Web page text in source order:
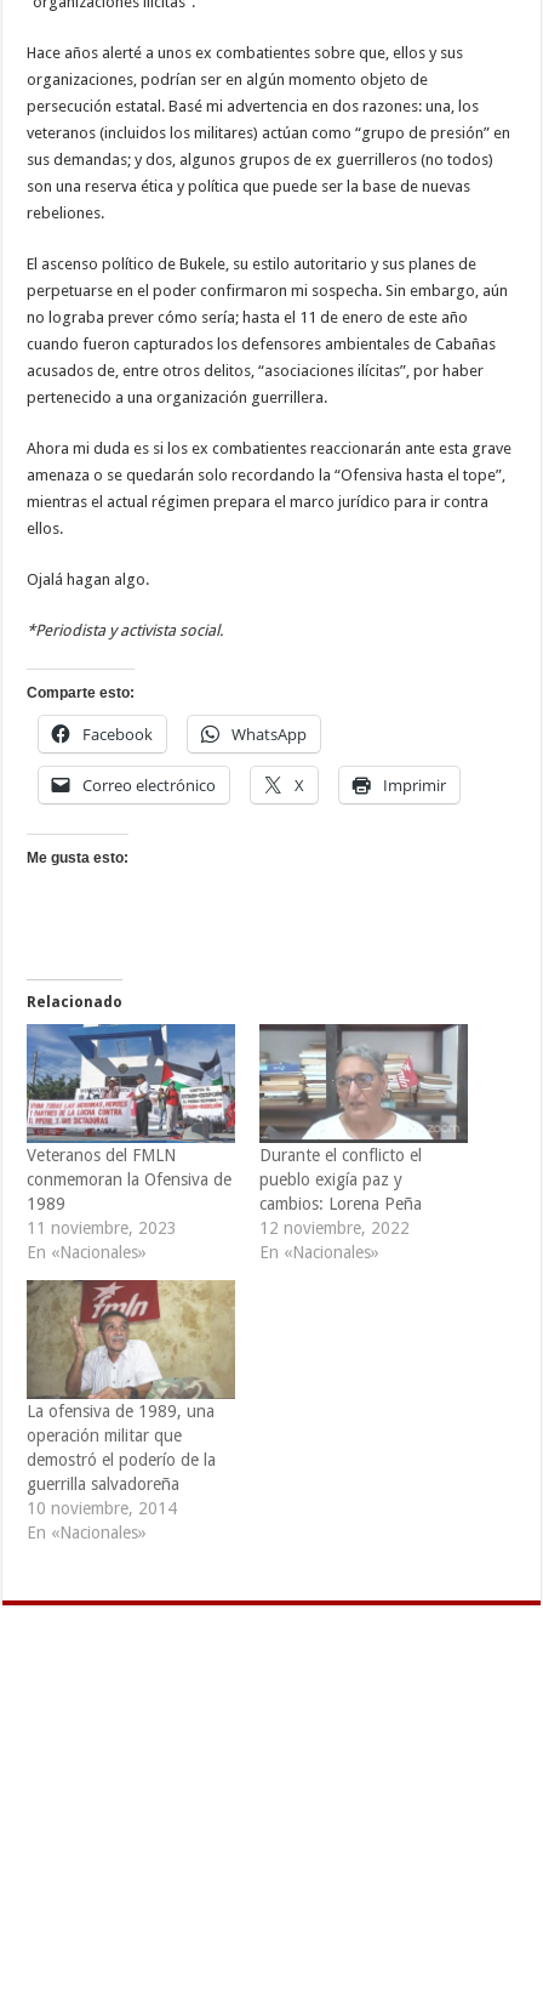
Hace años alerté a unos ex combatientes sobre que, ellos y sus
organizaciones, podrían ser en algún momento objeto de
persecución estatal. Basé mi advertencia en dos razones: una, los
veteranos (incluidos los militares) actúan como “grupo de presión” en
sus demandas; y dos, algunos grupos de ex guerrilleros (no todos)
son una reserva ética y política que puede ser la base de nuevas
rebeliones.
El ascenso político de Bukele, su estilo autoritario y sus planes de
perpetuarse en el poder confirmaron mi sospecha. Sin embargo, aún
no lograba prever cómo sería; hasta el 11 de enero de este año
cuando fueron capturados los defensores ambientales de Cabañas
acusados de, entre otros delitos, “asociaciones ilícitas”, por haber
pertenecido a una organización guerrillera.
Ahora mi duda es si los ex combatientes reaccionarán ante esta grave
amenaza o se quedarán solo recordando la “Ofensiva hasta el tope”,
mientras el actual régimen prepara el marco jurídico para ir contra
ellos.
Ojalá hagan algo.
*Periodista y activista social.
Comparte esto:
Facebook WhatsApp
Correo electrónico X Imprimir
Me gusta esto:
Relacionado
Veteranos del FMLN
conmemoran la Ofensiva de
1989
11 noviembre, 2023
En «Nacionales»
Durante el conflicto el
pueblo exigía paz y
cambios: Lorena Peña
12 noviembre, 2022
En «Nacionales»
La ofensiva de 1989, una
operación militar que
demostró el poderío de la
guerrilla salvadoreña
10 noviembre, 2014
En «Nacionales»